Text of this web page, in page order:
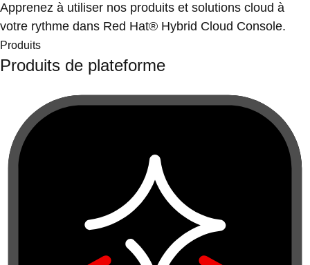
Apprenez à utiliser nos produits et solutions cloud à
votre rythme dans Red Hat® Hybrid Cloud Console.
Produits
Produits de plateforme